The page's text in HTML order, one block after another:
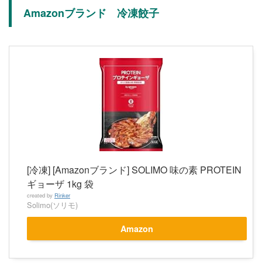
Amazonブランド 冷凍餃子
[冷凍] [Amazonブランド] SOLIMO 味の素 PROTEIN
ギョーザ 1kg 袋
created by Rinker
Solimo(ソリモ)
Amazon